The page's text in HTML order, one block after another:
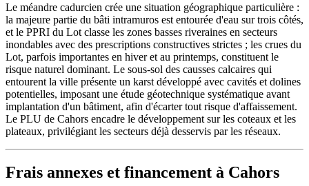
Le méandre cadurcien crée une situation géographique particulière :
la majeure partie du bâti intramuros est entourée d'eau sur trois côtés,
et le PPRI du Lot classe les zones basses riveraines en secteurs
inondables avec des prescriptions constructives strictes ; les crues du
Lot, parfois importantes en hiver et au printemps, constituent le
risque naturel dominant. Le sous-sol des causses calcaires qui
entourent la ville présente un karst développé avec cavités et dolines
potentielles, imposant une étude géotechnique systématique avant
implantation d'un bâtiment, afin d'écarter tout risque d'affaissement.
Le PLU de Cahors encadre le développement sur les coteaux et les
plateaux, privilégiant les secteurs déjà desservis par les réseaux.
Frais annexes et financement à Cahors